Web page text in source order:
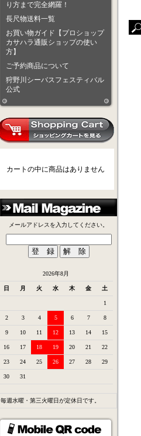
り方まで完全網羅！
長尺物送料一覧
お買い物ガイド【プロショップ
カサハラ通販ショップの使い
方】
ご予約商品について
狩野川シーバスフェスティバル
公式
カートの中に商品はありません
メールアドレスを入力してください。
2026年8月
日 月 火 水 木 金 土
1
2 3 4 5 6 7 8
9 10 11 12 13 14 15
16 17 18 19 20 21 22
23 24 25 26 27 28 29
30 31
毎週水曜・第三火曜日が定休日です。